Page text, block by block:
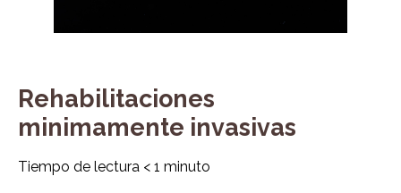
Rehabilitaciones
minimamente invasivas
Tiempo de lectura < 1 minuto